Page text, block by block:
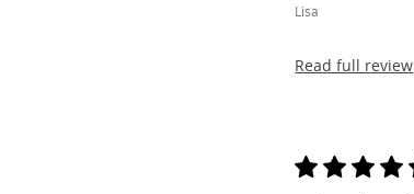
Lisa
Read full review